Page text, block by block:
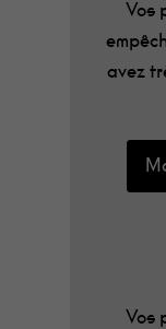
aussi sur
plus grand
transpirer
Vos
Vos
avez